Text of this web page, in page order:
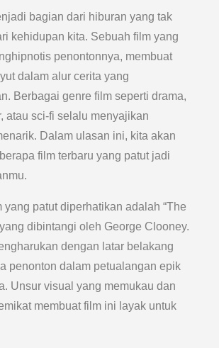
bagian dari hiburan yang tak
kehidupan kita. Sebuah film yang
penontonnya, membuat
dalam alur cerita yang
Berbagai genre film seperti drama,
atau sci-fi selalu menyajikan
Dalam ulasan ini, kita akan
film terbaru yang patut jadi
yang patut diperhatikan adalah “The
dibintangi oleh George Clooney.
dengan latar belakang
penonton dalam petualangan epik
Unsur visual yang memukau dan
membuat film ini layak untuk